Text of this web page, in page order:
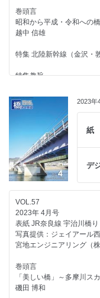
本間 雅史/高橋 慶太/庄司 和
４章 我が国の耐震技術
西谷 雅弘
首都高速道路の耐震性向
西瀬戸自動車道 多々羅大
金田 崇男/山口 和範/下瀬
制震デバイスの非線形モデ
田嶋 仁志/藤倉 修一/姫野
断層破砕帯を跨ぐエクス
─ 新東名高速道路 中津川
若林 大/空閑 健作/宮地
皿ばねボルトセットを用
武田 篤史/早川 智浩/米津
５章 防災・減災対策の展
─ フィリピン国マニラ首
村田 重雄
宮本 大介/成田 朋憲/笹原
ひろば
れる
─ 2022年度土木学会映画
勝地弘教授還暦お祝いパ
末松 慎介
書評 「これだけは知っ
入門（実践編）」
書評 「橋をデザインする
今西 修久
モニターより
外国語豆知識
関東大震災から100年 ～
─高砂橋上部工事─
中村 雅樹/和田 拓海/赤川
掘井 滋則
連載企画
第２回 関東大震災で出現
小野田 滋
浮世絵を彩った橋
第17回 安治川橋
紅林 章央
ひろば
令和4年度 土木学会「田
モニターより
「橋梁と基礎」5月号を読
外国語豆知識
石塚 敬之
編集後記
巻頭言
昭和から平成・令和への
越中 信雄
特集 北陸新幹線（金沢・
特集趣旨
北陸新幹線（金沢・敦賀間
追 悼
故 伊藤 學博士を偲んで
藤野 陽三
新幹線最長スパンとなる
吉原 和輝/西田 篤広/佐藤 隆
生産性向上と工期短縮を
─ 北陸新幹線 福井開発
永濱 湧己/吉岡 浩司/宮本
国内最長スパンの鉄道PC
─ 北陸新幹線 竹田川橋梁
北井 慶一/向井 哲郎/富永 高
2023年
紙
デ
VOL.57
2023年 4月号
表紙 JR奈良線 宇治川橋り
写真提供：ジェイアール
宮地エンジニアリング（株
巻頭言
「美しい橋」～多摩川ス
磯田 博和